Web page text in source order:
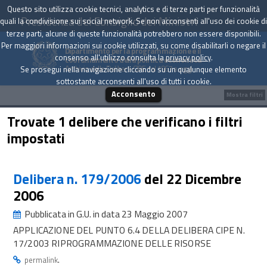
Presidenza del Consiglio dei Ministri
Dipartimento per la programmazione e il
coordinamento della politica economica
Archivio delle Delibere CIPE dal 1967 a oggi
Trovate 1 delibere che verificano i filtri
impostati
Delibera n. 179/2006del 22 Dicembre
2006
Pubblicata in G.U. in data 23 Maggio 2007
APPLICAZIONE DEL PUNTO 6.4 DELLA DELIBERA CIPE N.
17/2003 RIPROGRAMMAZIONE DELLE RISORSE
permalink.
Mostra filtri
Questo sito utilizza cookie tecnici, analytics e di terze parti per funzionalità
quali la condivisione sui social network. Se non acconsenti all'uso dei cookie di
terze parti, alcune di queste funzionalità potrebbero non essere disponibili.
Per maggiori informazioni sui cookie utilizzati, su come disabilitarli o negare il
consenso all'utilizzo consulta laprivacy policy.
Se prosegui nella navigazione cliccando su un qualunque elemento
sottostante acconsenti all'uso di tutti i cookie.
Acconsento